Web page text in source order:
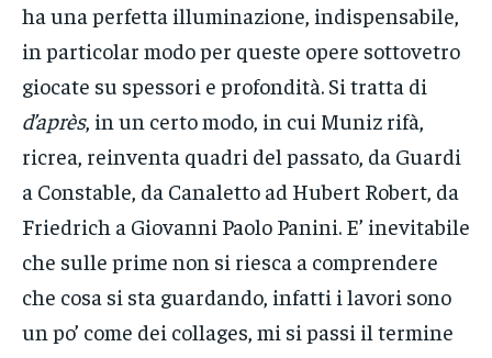
ha una perfetta illuminazione, indispensabile,
in particolar modo per queste opere sottovetro
giocate su spessori e profondità. Si tratta di
d’après, in un certo modo, in cui Muniz rifà,
ricrea, reinventa quadri del passato, da Guardi
a Constable, da Canaletto ad Hubert Robert, da
Friedrich a Giovanni Paolo Panini. E’ inevitabile
che sulle prime non si riesca a comprendere
che cosa si sta guardando, infatti i lavori sono
un po’ come dei collages, mi si passi il termine